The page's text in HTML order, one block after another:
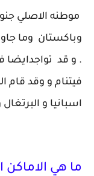
موطنه الاصلي
وباكستان وما
. و قد تواجدايضا
فيتنام و وقد قام
اسبانيا و
ما هي الاماكن